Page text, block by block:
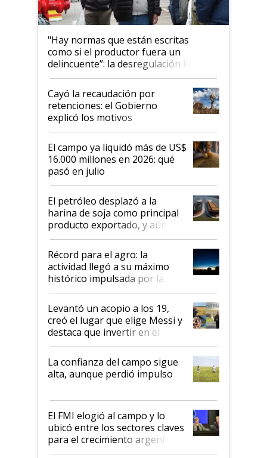
"Hay normas que están escritas
como si el productor fuera un
delincuente”: la desregulación llegó
al Congreso Aapresid y hasta se
habló del financiamiento al IPCVA
Cayó la recaudación por
retenciones: el Gobierno
explicó los motivos
El campo ya liquidó más de US$
16.000 millones en 2026: qué
pasó en julio
El petróleo desplazó a la
harina de soja como principal
producto exportado, y aún así
el agro aportó casi seis de cada
diez dólares y sostuvo el
liderazgo en un semestre
récord
Récord para el agro: la
actividad llegó a su máximo
histórico impulsada por la
cosecha y las exportaciones
Levantó un acopio a los 19,
creó el lugar que elige Messi y
destaca que invertir en el
kirchnerismo era como "darle
plata a un hijo para droga":
Juan Félix Rossetti, el libertario
que de una dura crisis salió
de Milei
La confianza del campo sigue
alta, aunque perdió impulso
El FMI elogió al campo y lo
ubicó entre los sectores claves
para el crecimiento argentino